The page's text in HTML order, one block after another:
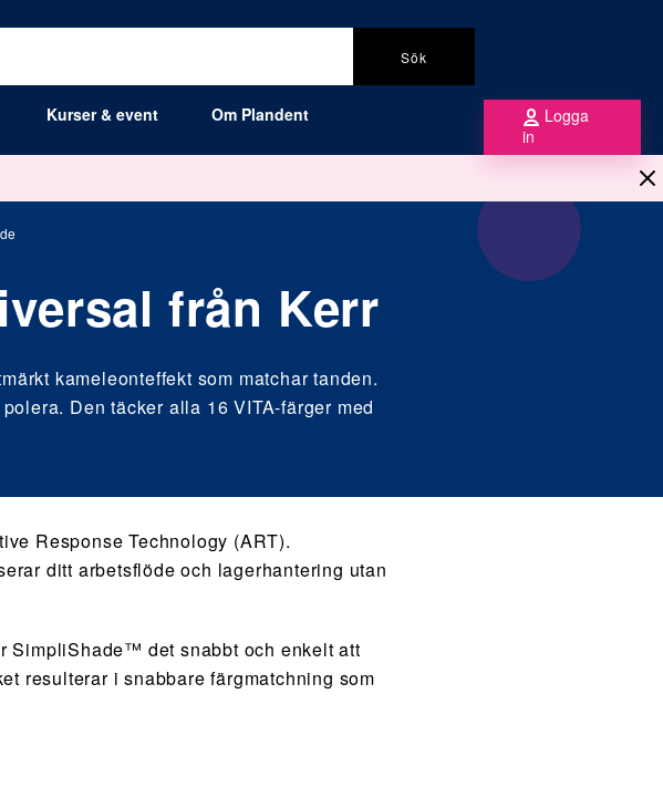
Sök
Kurser & event
Om Plandent
Logga
in
från Kerr
kameleonteffekt som matchar tanden.
Den täcker alla 16 VITA-färger med
Response Technology (ART).
ditt arbetsflöde och lagerhantering utan
SimpliShade™ det snabbt och enkelt att
resulterar i snabbare färgmatchning som